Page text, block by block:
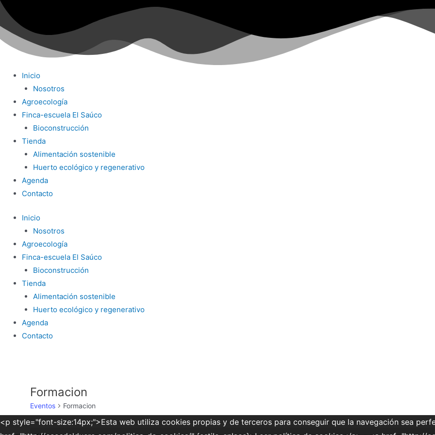
Ir
contenido
Inicio
Nosotros
Agroecología
Finca-escuela El Saúco
Bioconstrucción
Tienda
Alimentación sostenible
Huerto ecológico y regenerativo
Agenda
Contacto
Inicio
Nosotros
Agroecología
Finca-escuela El Saúco
Bioconstrucción
Tienda
Alimentación sostenible
Huerto ecológico y regenerativo
Agenda
Contacto
Formacion
Eventos Formacion
<p style="font-size:14px;">Esta web utiliza cookies propias y de terceros para conseguir que la navegación sea